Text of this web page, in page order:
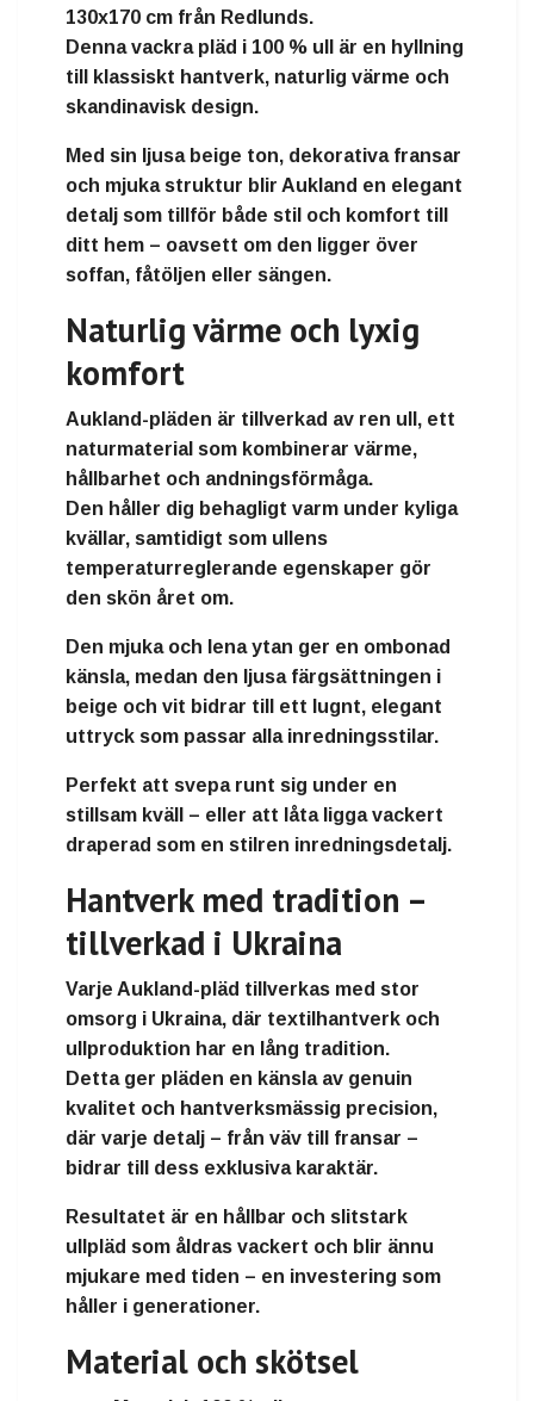
130x170 cm från Redlunds.
Denna vackra pläd i 100 % ull
är en hyllning
till
klassiskt hantverk, naturlig värme och
skandinavisk design.
Med sin ljusa beige ton, dekorativa fransar
och mjuka struktur blir Aukland en elegant
detalj som tillför både stil och komfort till
ditt hem – oavsett om den ligger över
soffan, fåtöljen eller sängen.
Naturlig värme och lyxig
komfort
Aukland-pläden är tillverkad av ren ull , ett
naturmaterial som kombinerar värme,
hållbarhet och andningsförmåga.
Den håller dig behagligt varm under kyliga
kvällar, samtidigt som ullens
temperaturreglerande egenskaper gör
den skön året om.
Den mjuka och lena ytan ger en ombonad
känsla, medan den ljusa färgsättningen i
beige och vit bidrar till ett lugnt, elegant
uttryck som passar alla inredningsstilar.
Perfekt att svepa runt sig under en
stillsam kväll – eller att låta ligga vackert
draperad som en stilren inredningsdetalj.
Hantverk med tradition –
tillverkad i Ukraina
Varje Aukland-pläd tillverkas med stor
omsorg i Ukraina, där textilhantverk och
ullproduktion har en lång tradition.
Detta ger pläden en känsla av genuin
kvalitet och hantverksmässig precision,
där varje detalj – från väv till fransar –
bidrar till dess exklusiva karaktär.
Resultatet är en hållbar och slitstark
ullpläd som åldras vackert och blir ännu
mjukare med tiden – en investering som
håller i generationer.
Material och skötsel